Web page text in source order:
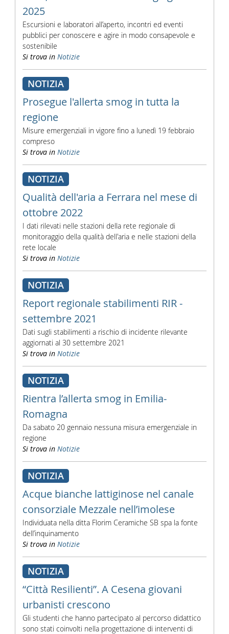
2025
Escursioni e laboratori all’aperto, incontri ed eventi
pubblici per conoscere e agire in modo consapevole e
sostenibile
Si trova in Notizie
NOTIZIA
Prosegue l'allerta smog in tutta la
regione
Misure emergenziali in vigore fino a lunedì 19 febbraio
compreso
Si trova in Notizie
NOTIZIA
Qualità dell'aria a Ferrara nel mese di
ottobre 2022
I dati rilevati nelle stazioni della rete regionale di
monitoraggio della qualità dell'aria e nelle stazioni della
rete locale
Si trova in Notizie
NOTIZIA
Report regionale stabilimenti RIR -
settembre 2021
Dati sugli stabilimenti a rischio di incidente rilevante
aggiornati al 30 settembre 2021
Si trova in Notizie
NOTIZIA
Rientra l’allerta smog in Emilia-
Romagna
Da sabato 20 gennaio nessuna misura emergenziale in
regione
Si trova in Notizie
NOTIZIA
Acque bianche lattiginose nel canale
consorziale Mezzale nell’imolese
Individuata nella ditta Florim Ceramiche SB spa la fonte
dell’inquinamento
Si trova in Notizie
NOTIZIA
“Città Resilienti”. A Cesena giovani
urbanisti crescono
Gli studenti che hanno partecipato al percorso didattico
sono stati coinvolti nella progettazione di interventi di